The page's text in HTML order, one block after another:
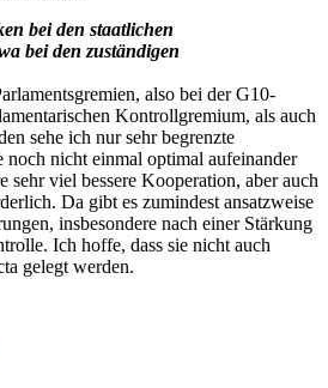
bei den staatlichen
bei den zuständigen
also bei der G10-
Kontrollgremium, als auch
sehe ich nur sehr begrenzte
nicht einmal optimal aufeinander
sehr viel bessere Kooperation, aber auch
Da gibt es zumindest ansatzweise
insbesondere nach einer Stärkung
Ich hoffe, dass sie nicht auch
gelegt werden.